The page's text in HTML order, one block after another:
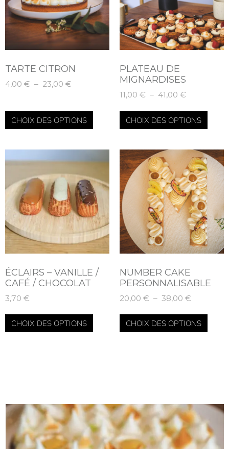
Du beau et du bon pour vos papilles.
TARTE CITRON
4,00 € – 23,00 €
CHOIX DES OPTIONS
PLATEAU DE
MIGNARDISES
11,00 € – 41,00 €
CHOIX DES OPTIONS
ÉCLAIRS – VANILLE /
CAFÉ / CHOCOLAT
3,70 €
CHOIX DES OPTIONS
NUMBER CAKE
PERSONNALISABLE
20,00 € – 38,00 €
CHOIX DES OPTIONS